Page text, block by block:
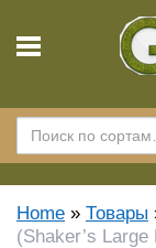
Home » Товары
(Shaker’s